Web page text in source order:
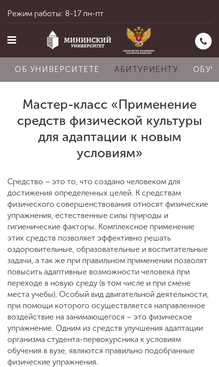
Главная
Об университете
Абитуриенту
Обучение
Наука
Международная
деятельность
Другие виды
деятельности
Режим работы: 8-17 пн-пт
ОБ УНИВЕРСИТЕТЕ АБИТУРИЕНТУ
Мастер-класс «Применение
средств физической культуры
для адаптации к новым
условиям»
Средство – это то, что создано человеком для
достижения определенных целей. К средствам
физического совершенствования относят физические
упражнения, естественные силы природы и
гигиенические факторы. Комплексное применение
этих средств позволяет эффективно решать
оздоровительные, образовательные и воспитательные
задачи, а так же при правильном применении позволят
повысить адаптивные возможности человека при
переходе в новую среду (в том числе и при смене
места учебы). Особый вид двигательной деятельности,
при помощи которого осуществляется направленное
воздействие на занимающегося – это физическое
упражнение. Одним из средств улучшения адаптации
организма студента-первокурсника к условиям
обучения в вузе, являются правильно подобранные
физические упражнения.